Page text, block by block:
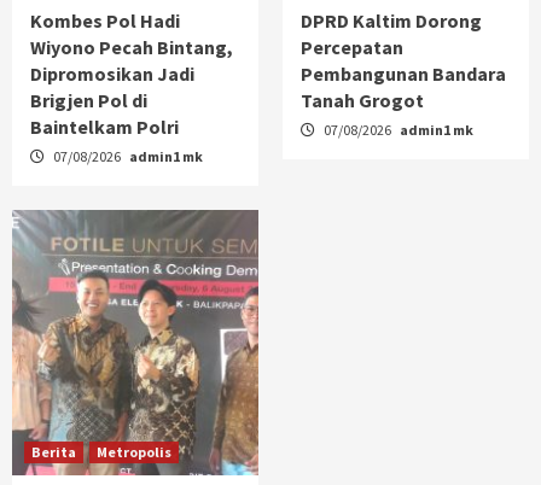
Kombes Pol Hadi
Wiyono Pecah Bintang,
Dipromosikan Jadi
Brigjen Pol di
Baintelkam Polri
07/08/2026 admin1 mk
DPRD Kaltim Dorong
Percepatan
Pembangunan Bandara
Tanah Grogot
07/08/2026 admin1 mk
Berita Metropolis